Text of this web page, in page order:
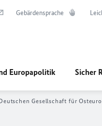
Gebärdensprache
Europapolitik Sicher
Gesellschaft für